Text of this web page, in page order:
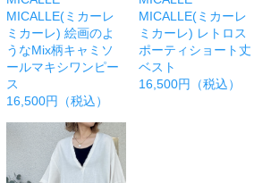
MICALLE(ミカーレ
ミカーレ) 絵画のよ
うなMix柄キャミソ
ールマキシワンピー
ス
16,500円（税込）
MICALLE(ミカーレ
ミカーレ) レトロス
ポーティショート丈
ベスト
16,500円（税込）